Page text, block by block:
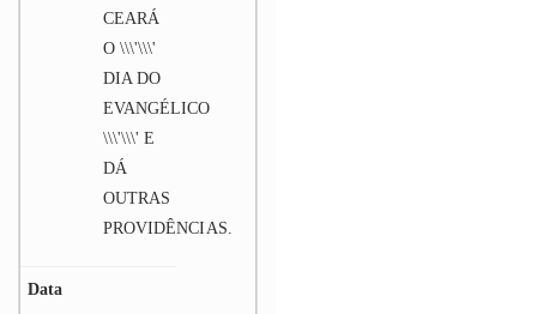
CEARÁ
O \\\'\\\'
DIA DO
EVANGÉLICO
\\\'\\\' E
DÁ
OUTRAS
PROVIDÊNCIAS.